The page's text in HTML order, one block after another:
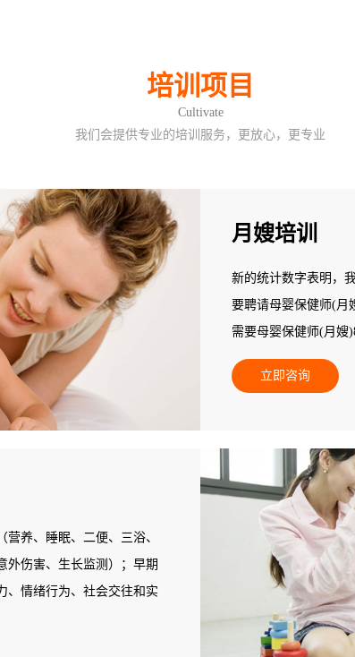
培训项目
Cultivate
我们会提供专业的培训服务，更放心，更专业
月嫂培训
新的统计数字表明，
要聘请母婴保健师(月
需要母婴保健师(月嫂
不能满足新妈妈为追
人，95%以上的县级
立即咨询
养、睡眠、二便、三浴、
外伤害、生长监测）；早期
、情绪行为、社会交往和实